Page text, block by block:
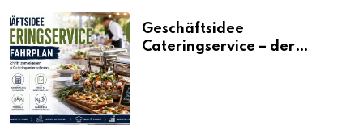
Geschäftsidee
Cateringservice – der